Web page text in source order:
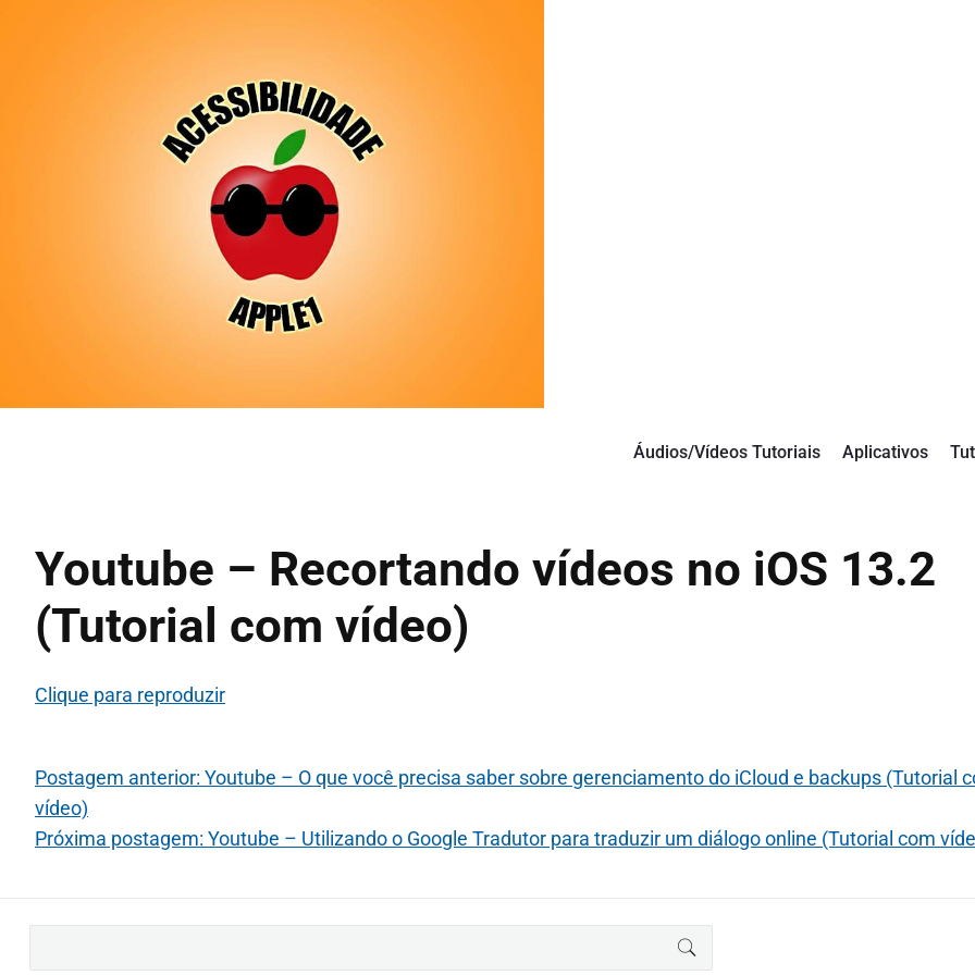
Áudios/Vídeos Tutoriais Aplicativos
Youtube – Recortando vídeos no iOS 13.2
(Tutorial com vídeo)
Clique para reproduzir
Postagem anterior: Youtube – O que você precisa saber sobre gerenciamento do iCloud e backups (Tutorial
vídeo)
Próxima postagem: Youtube – Utilizando o Google Tradutor para traduzir um diálogo online (Tutorial com
BUSCAR